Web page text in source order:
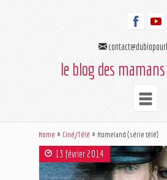
le blog des
Home Ciné/Télé Homeland { série télé}
13 février 2014